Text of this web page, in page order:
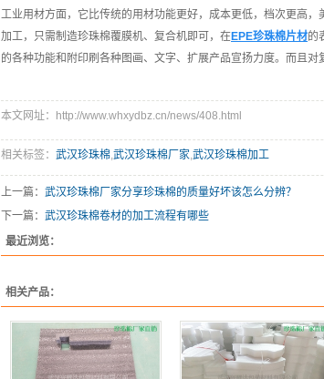
工业用材方面，它比传统的用材功能更好，成本更低，档次更高
加工，只需制造珍珠棉覆膜机、复合机即可，在EPE珍珠棉片材的
的各种功能和附印刷各种图画、文字、扩展产品宣扬力度。而且
本文网址：http://www.whxydbz.cn/news/408.html
相关标签： 武汉珍珠棉,武汉珍珠棉厂家,武汉珍珠棉加工
上一篇： 武汉珍珠棉厂家分享珍珠棉的质量好坏该怎么分辨？
下一篇： 武汉珍珠棉卷材的加工流程有哪些
最近浏览：
相关产品：